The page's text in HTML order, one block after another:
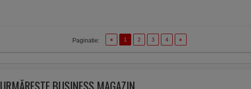
Paginatie: 1 2 3 4